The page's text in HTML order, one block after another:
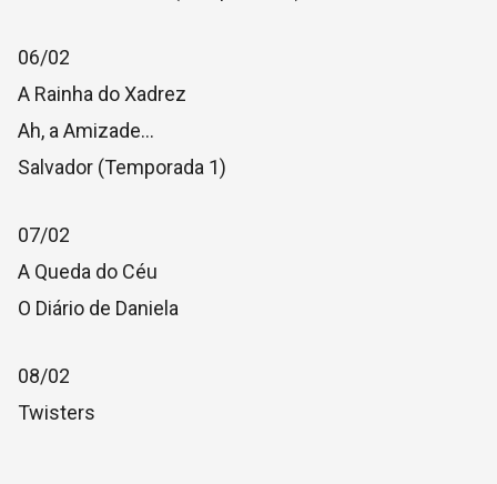
06/02
A Rainha do Xadrez
Ah, a Amizade…
Salvador (Temporada 1)
07/02
A Queda do Céu
O Diário de Daniela
08/02
Twisters